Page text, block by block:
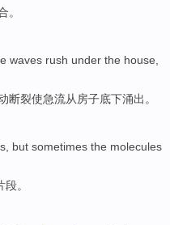
。
waves rush under the house
断裂使急流从房子底下涌出。
but sometimes the molecules
段。